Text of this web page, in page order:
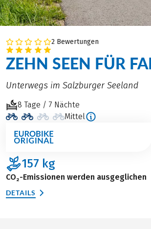
2 Bewertungen
ZEHN SEEN FÜR
Unterwegs im Salzburger Seeland
8 Tage / 7 Nächte
Mittel
157 kg
CO₂-Emissionen werden ausgeglichen
DETAILS